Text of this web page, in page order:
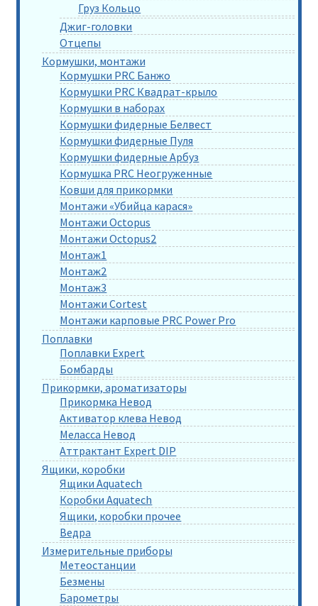
Груз Кольцо
Джиг-головки
Отцепы
Кормушки, монтажи
Кормушки PRC Банжо
Кормушки PRC Квадрат-крыло
Кормушки в наборах
Кормушки фидерные Белвест
Кормушки фидерные Пуля
Кормушки фидерные Арбуз
Кормушка PRC Неогруженные
Ковши для прикормки
Монтажи «Убийца карася»
Монтажи Octopus
Монтажи Octopus2
Монтаж1
Монтаж2
Монтаж3
Монтажи Cortest
Монтажи карповые PRC Power Pro
Поплавки
Поплавки Expert
Бомбарды
Прикормки, ароматизаторы
Прикормка Невод
Активатор клева Невод
Меласса Невод
Аттрактант Expert DIP
Ящики, коробки
Ящики Aquatech
Коробки Aquatech
Ящики, коробки прочее
Ведра
Измерительные приборы
Метеостанции
Безмены
Барометры